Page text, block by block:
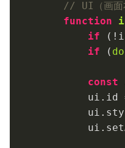
// UI（画面
function
if
if (
const
ui.id